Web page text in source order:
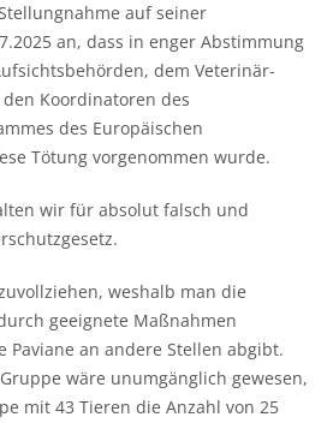
auf seiner
an, dass in enger Abstimmung
dem Veterinär-
Koordinatoren des
des Europäischen
Tötung vorgenommen wurde.
wir für absolut falsch und
weshalb man die
geeignete Maßnahmen
an andere Stellen abgibt.
wäre unumgänglich gewesen,
mit 43 Tieren die Anzahl von 25